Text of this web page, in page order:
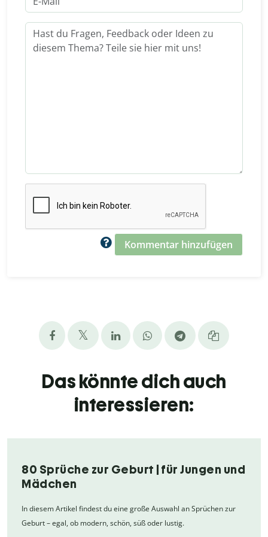
Kommentar hinzufügen
Das könnte dich auch
interessieren:
80 Sprüche zur Geburt | für Jungen und
Mädchen
In diesem Artikel findest du eine große Auswahl an Sprüchen zur
Geburt – egal, ob modern, schön, süß oder lustig.